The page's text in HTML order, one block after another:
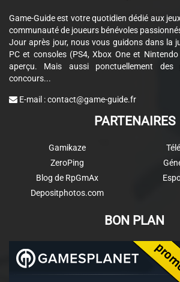
Game-Guide est votre quotidien dédié aux
communauté de joueurs bénévoles
Jour après jour, nous vous guidons dans la
PC et consoles (PS4, Xbox One et
aperçu. Mais aussi ponctuellement
concours...
E-mail :contact@game-guide.fr
PARTENAIRES
Gamikaze
ZeroPing
Blog de RpGmAx
Depositphotos.com
BON PLAN